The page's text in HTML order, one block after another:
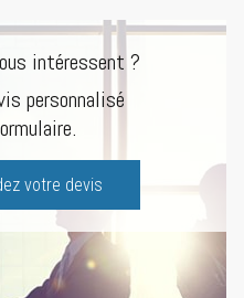
intéressent ?
personnalisé
votre devis